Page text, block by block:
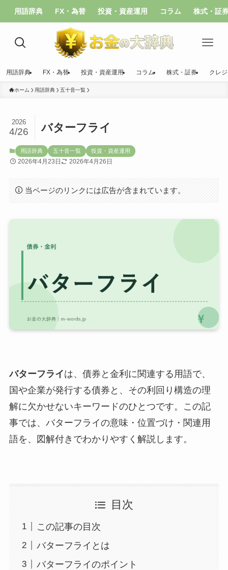
用語辞典 FX・為替 投資・資産運用 コラム 株式・証
用語辞典 FX・為替 投資・資産運用 コラム 株式・証券 クレ
ホーム 用語辞典 五十音一覧
バターフライ
2026
4/26
用語辞典 五十音一覧 投資・資産運用
2026年4月23日 2026年4月26日
当ページのリンクには広告が含まれています。
バターフライは、債券と金利に関連する用語で、
国や企業が発行する債券と、その利回り構造の理
解に欠かせないキーワードのひとつです。この記
事では、バターフライの意味・位置づけ・関連用
語を、図解付きでわかりやすく解説します。
目次
この記事の目次
バターフライとは
バターフライのポイント